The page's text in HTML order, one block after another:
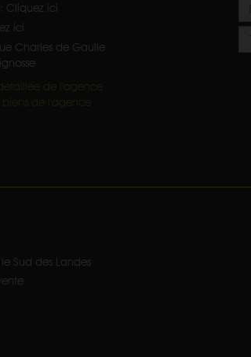
Cliquez ici
ici
Charles de Gaulle
Sud des Landes